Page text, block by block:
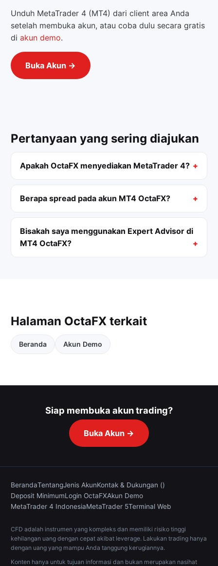
Unduh MetaTrader 4 (MT4) dari client area Anda
setelah membuka akun, atau coba dulu secara gratis
di akun demo.
Buka Akun →
Pertanyaan yang sering diajukan
Apakah OctaFX menyediakan MetaTrader 4?
Berapa spread pada akun MT4 OctaFX?
Bisakah saya menggunakan Expert Advisor di
MT4 OctaFX?
Halaman OctaFX terkait
Beranda Akun Demo
Siap membuka akun trading?
Buka Akun →
BerandaTentangJenis AkunKontak & Dukungan ()
Deposit MinimumLogin OctaFXAkun Demo
MetaTrader 4 IndonesiaMetaTrader 5Terminal Web
CFD adalah instrumen yang kompleks dan memiliki risiko tinggi
kehilangan uang dengan cepat akibat leverage. Lakukan trading hanya
dengan uang yang mampu Anda tanggung kerugiannya.
Konten hanya untuk tujuan informasi dan bukan merupakan nasihat